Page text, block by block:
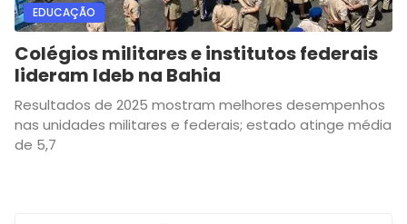
EDUCAÇÃO
Colégios militares e institutos federais
lideram Ideb na Bahia
Resultados de 2025 mostram melhores desempenhos
nas unidades militares e federais; estado atinge média
de 5,7